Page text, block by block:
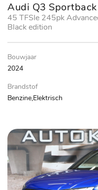
Audi Q3 Sportback
45 TFSIe 245pk
Black edition
Bouwjaar
2024
Brandstof
Benzine,Elektrisch